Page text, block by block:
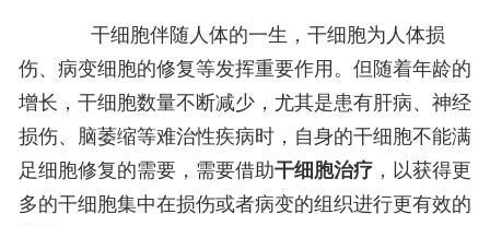
干细胞伴随人体的一生，干细胞为人体损
伤、病变细胞的修复等发挥重要作用。但随着年龄的
增长，干细胞数量不断减少，尤其是患有肝病、神经
损伤、脑萎缩等难治性疾病时，自身的干细胞不能满
足细胞修复的需要，需要借助干细胞治疗，以获得更
多的干细胞集中在损伤或者病变的组织进行更有效的